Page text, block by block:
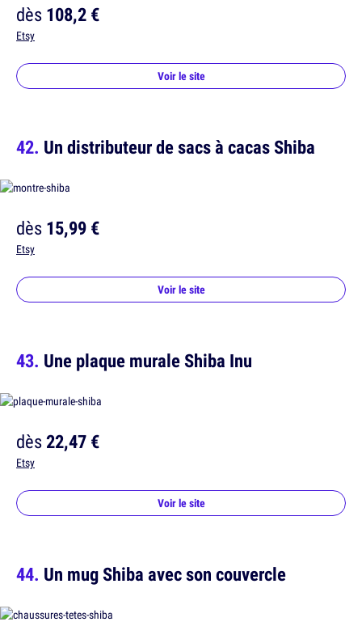
dès108,2 €
Etsy
Voir le site
Un distributeur de sacs à cacas Shiba
dès15,99 €
Etsy
Voir le site
Une plaque murale Shiba Inu
dès22,47 €
Etsy
Voir le site
Un mug Shiba avec son couvercle